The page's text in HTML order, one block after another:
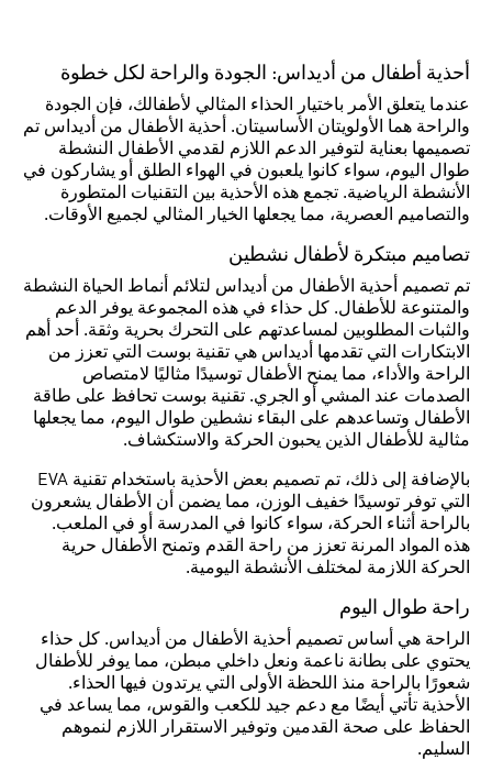
أحذية أطفال من أديداس: الجودة والراحة لكل خطوة
عندما يتعلق الأمر باختيار الحذاء المثالي لأطفالك، فإن الجودة
والراحة هما الأولويتان الأساسيتان. أحذية الأطفال من أديداس تم
تصميمها بعناية لتوفير الدعم اللازم لقدمي الأطفال النشطة
طوال اليوم، سواء كانوا يلعبون في الهواء الطلق أو يشاركون في
الأنشطة الرياضية. تجمع هذه الأحذية بين التقنيات المتطورة
والتصاميم العصرية، مما يجعلها الخيار المثالي لجميع الأوقات.
تصاميم مبتكرة لأطفال نشطين
تم تصميم أحذية الأطفال من أديداس لتلائم أنماط الحياة النشطة
والمتنوعة للأطفال. كل حذاء في هذه المجموعة يوفر الدعم
والثبات المطلوبين لمساعدتهم على التحرك بحرية وثقة. أحد أهم
الابتكارات التي تقدمها أديداس هي تقنية بوست التي تعزز من
الراحة والأداء، مما يمنح الأطفال توسيدًا مثاليًا لامتصاص
الصدمات عند المشي أو الجري. تقنية بوست تحافظ على طاقة
الأطفال وتساعدهم على البقاء نشطين طوال اليوم، مما يجعلها
مثالية للأطفال الذين يحبون الحركة والاستكشاف.
بالإضافة إلى ذلك، تم تصميم بعض الأحذية باستخدام تقنية EVA
التي توفر توسيدًا خفيف الوزن، مما يضمن أن الأطفال يشعرون
بالراحة أثناء الحركة، سواء كانوا في المدرسة أو في الملعب.
هذه المواد المرنة تعزز من راحة القدم وتمنح الأطفال حرية
الحركة اللازمة لمختلف الأنشطة اليومية.
راحة طوال اليوم
الراحة هي أساس تصميم أحذية الأطفال من أديداس. كل حذاء
يحتوي على بطانة ناعمة ونعل داخلي مبطن، مما يوفر للأطفال
شعورًا بالراحة منذ اللحظة الأولى التي يرتدون فيها الحذاء.
الأحذية تأتي أيضًا مع دعم جيد للكعب والقوس، مما يساعد في
الحفاظ على صحة القدمين وتوفير الاستقرار اللازم لنموهم
السليم.